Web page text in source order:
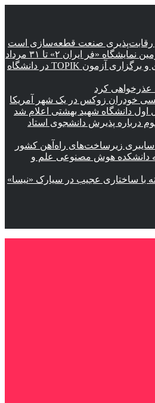
رقابت‌پذیری صنعت قطعه‌سازی است
«فر ایران ۲» تا ۳۱ مرداد
راه‌اندازی رشته کره‌ای و برگزاری آزمون TOPIK در دانشگاه
عذرخواهی کرد
خودران زوکس در یک شهر آمریکا
اول دانشگاه شهید بهشتی اعلام شد
درباره پذیرش دانشجوی استاد
زیرساخت‌های راه‌آهن کشور
به دانشکده هوش مصنوعی علم و
با ساختاری عجیب در سیارک «نیسا»